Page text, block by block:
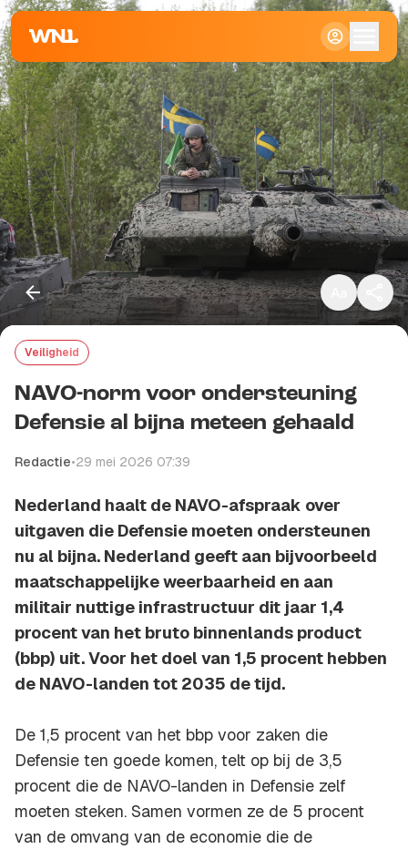
Klein
Standaard
Groot
Veiligheid
NAVO-norm voor ondersteuning
Defensie al bijna meteen gehaald
Redactie•29 mei 2026 07:39
Nederland haalt de NAVO-afspraak over
uitgaven die Defensie moeten ondersteunen
nu al bijna. Nederland geeft aan bijvoorbeeld
maatschappelijke weerbaarheid en aan
militair nuttige infrastructuur dit jaar 1,4
procent van het bruto binnenlands product
(bbp) uit. Voor het doel van 1,5 procent hebben
de NAVO-landen tot 2035 de tijd.
De 1,5 procent van het bbp voor zaken die
Defensie ten goede komen, telt op bij de 3,5
procent die de NAVO-landen in Defensie zelf
moeten steken. Samen vormen ze de 5 procent
van de omvang van de economie die de